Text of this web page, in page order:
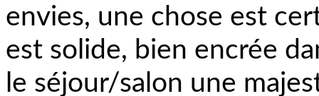
envies, une chose est
est solide, bien encrée
le séjour/salon une